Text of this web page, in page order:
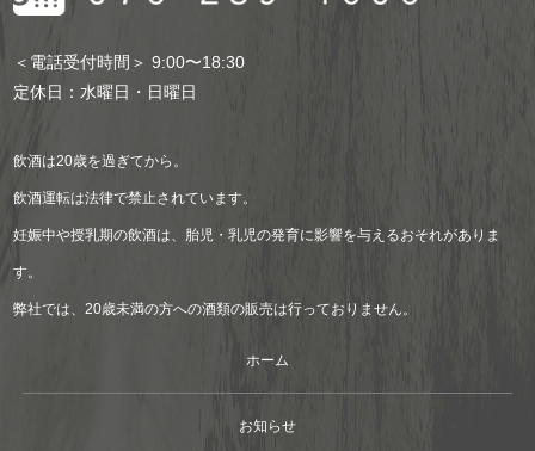
＜電話受付時間＞ 9:00〜18:30
定休日：水曜日・日曜日
飲酒は20歳を過ぎてから。
飲酒運転は法律で禁止されています。
妊娠中や授乳期の飲酒は、胎児・乳児の発育に影響を与えるおそれがありま
す。
弊社では、20歳未満の方への酒類の販売は行っておりません。
ホーム
お知らせ